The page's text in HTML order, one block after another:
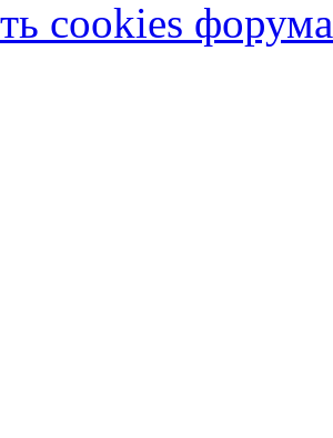
cookies форума